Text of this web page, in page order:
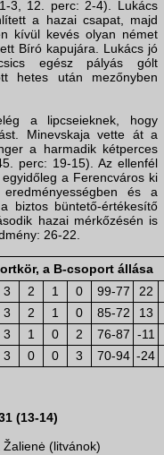
3, 12. perc: 2-4). Lukács
a hazai csapat, majd
kívül kevés olyan német
Bíró kapujára. Lukács jó
egész pályás gólt
hetes után mezőnyben
a lipcseieknek, hogy
Minevskaja vette át a
a harmadik kétperces
perc: 19-15). Az ellenfél
a Ferencváros ki
és a
biztos büntető-értékesítő
hazai mérkőzésén is
26-22.
a B-csoport állása
3 2 1 0 99-77
22
3 2 1 0 85-72
13
3 1 0 2 76-87 -11
3 0 0 3 70-94 -24
(13-14)
(litvánok)